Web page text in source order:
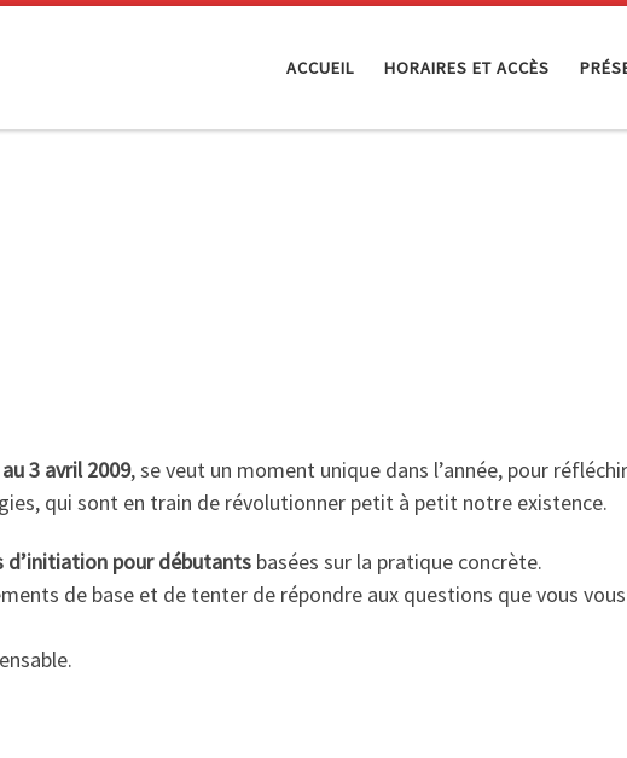
ACCUEIL HORAIRES ET ACCÈS
3 avril 2009, se veut un moment unique dans l’année, pour
qui sont en train de révolutionner petit à petit notre existence.
d’initiation pour débutants basées sur la pratique concrète.
de base et de tenter de répondre aux questions que vous